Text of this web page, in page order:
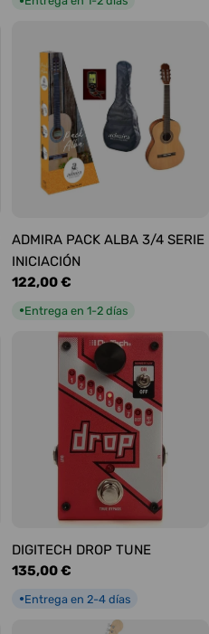
ADMIRA PACK ALBA 3/4 SERIE
INICIACIÓN
Precio
122,00 €
●Entrega en 1-2 días
DIGITECH DROP TUNE
Precio
135,00 €
●Entrega en 2-4 días